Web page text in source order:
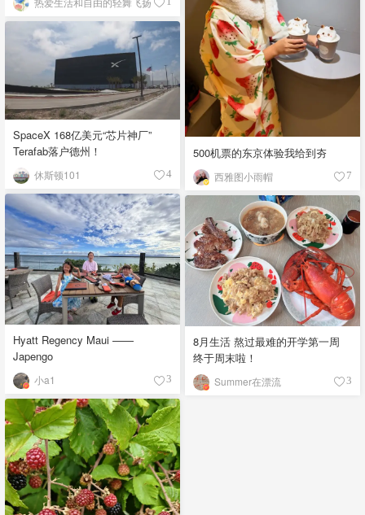
500机票的东京体验我给到夯
西雅图小雨帽 7
SpaceX 168亿美元“芯片神厂”
Terafab落户德州！
休斯顿101 4
Hyatt Regency Maui ——
Japengo
小a1 3
8月生活 熬过最难的开学第一周
终于周末啦！
Summer在漂流 3